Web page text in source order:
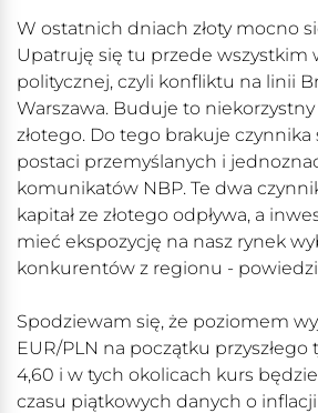
W ostatnich dniach złoty mocno
Upatruję się tu przede wszystkim
politycznej, czyli konfliktu na linii
Warszawa. Buduje to
złotego. Do tego brakuje
postaci przemyślanych i
komunikatów NBP. Te dwa
kapitał ze złotego odpływa, a
mieć ekspozycję na nasz rynek
konkurentów z regionu -
Spodziewam się, że poziomem
EUR/PLN na początku
4,60 i w tych okolicach kurs będzie
czasu piątkowych danych o inflacji